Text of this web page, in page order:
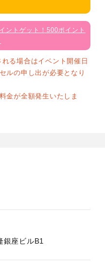
ントゲット！500ポイント
る場合はイベント開催日
ルの申し出が必要となり
金が全額発生いたしま
銀座ビルB1